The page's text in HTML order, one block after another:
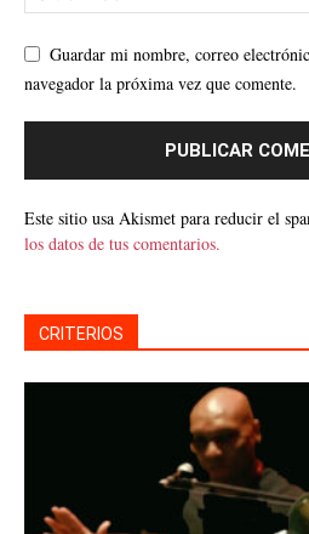
Guardar mi nombre, correo
navegador la próxima vez que comente.
Este sitio usa Akismet para reducir el
los datos de tus comentarios.
CRITERIOS